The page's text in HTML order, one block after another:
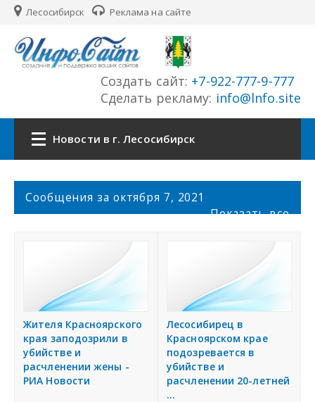
Лесосибирск Реклама на сайте
Создать сайт: +7-922-777-9-777
Сделать рекламу: info@lnfo.site
Новости в г. Лесосибирск
Главная
История города
Разместить объявление
Регионы России
Сообщения за октября 7, 2021
Показать все
Жителя Красноярского
края заподозрили в
убийстве и
расчленении жены -
РИА Новости
Лесосибирец в
Красноярском крае
подозревается в
убийстве и
расчленении 20-летней
...